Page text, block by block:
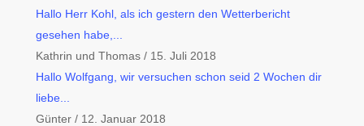
Hallo Herr Kohl, als ich gestern den Wetterbericht
gesehen habe,...
Kathrin und Thomas / 15. Juli 2018
Hallo Wolfgang, wir versuchen schon seid 2 Wochen dir
liebe...
Günter / 12. Januar 2018